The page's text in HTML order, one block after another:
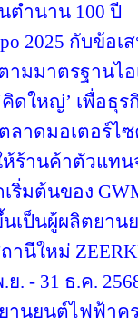
ตำนาน 100 ปี
2025 กับข้อ
มาตรฐานไอเ
คิดใหญ่’ เพื่อธุ
ตลาดมอเตอร์
ห้ร้านค้าตัวแท
ริ่มต้นของ
เป็นผู้ผลิตยาน
นีใหม่
. - 31 ธ.ค.
านยนต์ไฟฟ้า